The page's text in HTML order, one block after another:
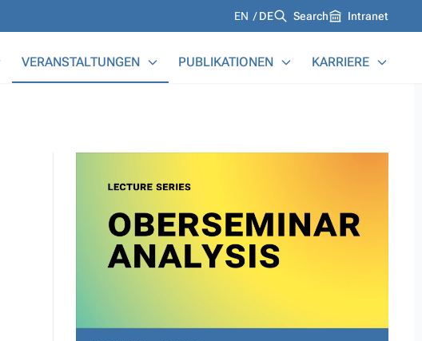
Languages
EN DE Search Intranet
VERANSTALTUNGEN PUBLIKATIONEN KARRIERE